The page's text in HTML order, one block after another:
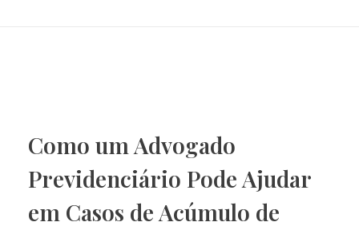
Como um Advogado
Previdenciário Pode Ajudar
em Casos de Acúmulo de